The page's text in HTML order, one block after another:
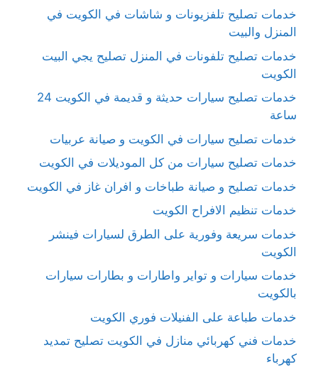
خدمات تصليح تلفزيونات و شاشات في الكويت في
المنزل والبيت
خدمات تصليح تلفونات في المنزل تصليح يجي البيت
الكويت
خدمات تصليح سيارات حديثة و قديمة في الكويت 24
ساعة
خدمات تصليح سيارات في الكويت و صيانة عربيات
خدمات تصليح سيارات من كل الموديلات في الكويت
خدمات تصليح و صيانة طباخات و افران غاز في الكويت
خدمات تنظيم الافراح الكويت
خدمات سريعة وفورية على الطرق لسيارات فينشر
الكويت
خدمات سيارات و تواير واطارات و بطارات سيارات
بالكويت
خدمات طباعة على الفنيلات فوري الكويت
خدمات فني كهربائي منازل في الكويت تصليح تمديد
كهرباء